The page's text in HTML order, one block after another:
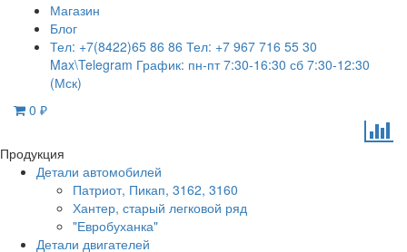
Магазин
Блог
Тел: +7(8422)65 86 86 Тел: +7 967 716 55 30
Max\Telegram График: пн-пт 7:30-16:30 сб 7:30-12:30
(Мск)
0 ₽
Продукция
Детали автомобилей
Патриот, Пикап, 3162, 3160
Хантер, старый легковой ряд
"Евробуханка"
Детали двигателей